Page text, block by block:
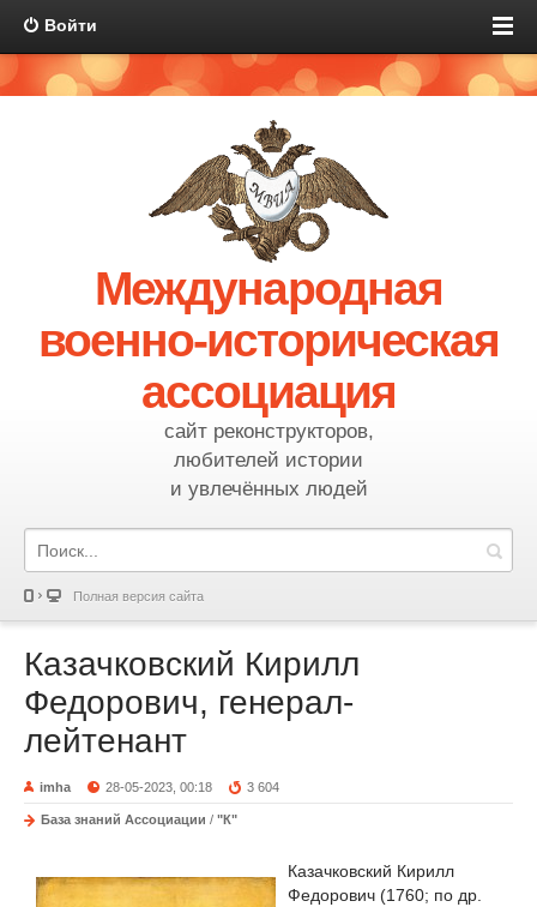
Войти
Международная
военно-историческая
ассоциация
сайт реконструкторов,
любителей истории
и увлечённых людей
Полная версия сайта
Казачковский Кирилл
Федорович, генерал-
лейтенант
imha 28-05-2023, 00:18 3 604
База знаний Ассоциации / "К"
Казачковский Кирилл
Федорович (1760; по др.